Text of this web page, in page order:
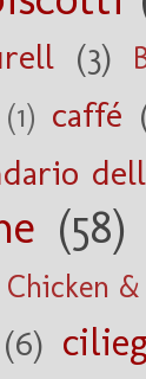
(3)
(1) caffé
(58)
Chicken &
(6)